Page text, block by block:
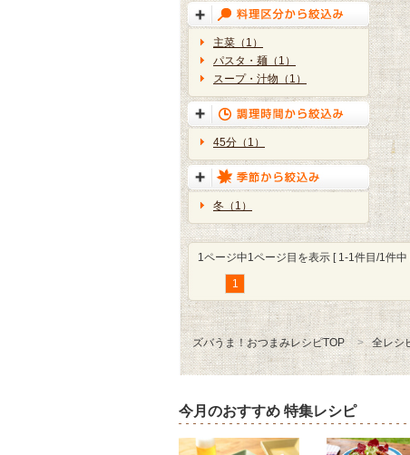
主菜（1）
パスタ・麺（1）
スープ・汁物（1）
45分（1）
冬（1）
1ページ中1ページ目を表示 [ 1-1件目/1件中
1
ズバうま！おつまみレシピTOP 全レシ
今月のおすすめ 特集レシピ